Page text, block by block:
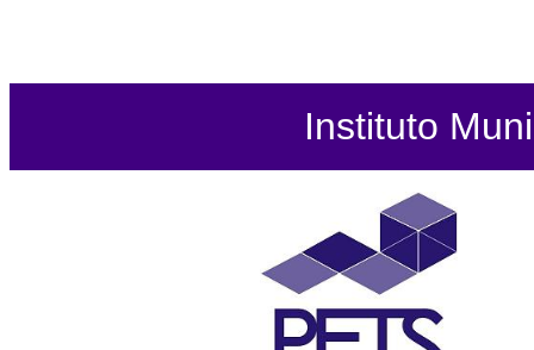
Instituto